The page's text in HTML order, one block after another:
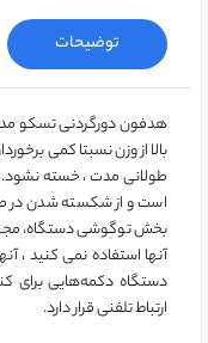
توضیحات
بالا از وزن نسبتا کمی
است و از شکسته شدن در
بخش توگوشی دستگاه،
آنها استفاده نمی کنید ،
دستگاه دکمه‌هایی
ارتباط تلفنی قرار دارد.